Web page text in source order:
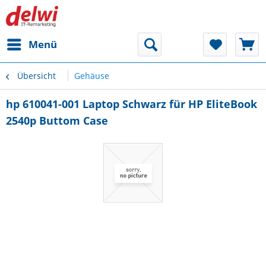
Menü
Übersicht Gehäuse
hp 610041-001 Laptop Schwarz für HP EliteBook
2540p Buttom Case